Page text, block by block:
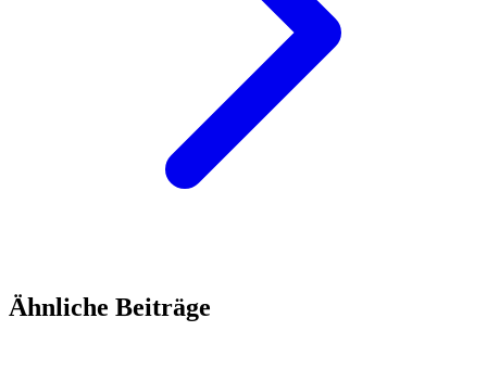
Ähnliche Beiträge